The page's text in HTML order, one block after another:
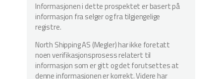
Informasjonen i dette prospektet er basert på
informasjon fra selger og fra tilgjengelige
registre.
North Shipping AS (Megler) har ikke foretatt
noen verifikasjonsprosess relatert til
informasjon som er gitt og det forutsettes at
denne informasjonen er korrekt. Videre har